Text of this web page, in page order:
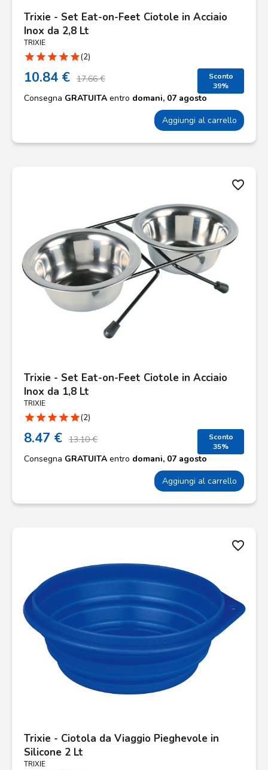
Trixie - Set Eat-on-Feet Ciotole in Acciaio
Inox da 2,8 Lt
TRIXIE
star star star star star(2)
10.84 € 17.66 €
Sconto
39%
Consegna GRATUITA entro domani, 07 agosto
Aggiungi al carrello
favorite_border
Trixie - Set Eat-on-Feet Ciotole in Acciaio
Inox da 1,8 Lt
TRIXIE
star star star star star(2)
8.47 € 13.10 €
Sconto
35%
Consegna GRATUITA entro domani, 07 agosto
Aggiungi al carrello
favorite_border
Trixie - Ciotola da Viaggio Pieghevole in
Silicone 2 Lt
TRIXIE